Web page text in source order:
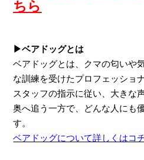
ちら
▶ベアドッグとは
ベアドッグとは、クマの匂いや
な訓練を受けたプロフェッショ
スタッフの指示に従い、大きな
奥へ追う一方で、どんな人にも
す。
ベアドッグについて詳しくはコ